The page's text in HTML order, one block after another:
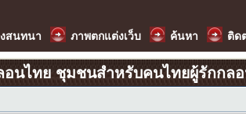
สนทนา ภาพตกแต่งเว็บ ค้นหา ติด
นไทย ชุมชนสำหรับคนไทยผู้รักกล